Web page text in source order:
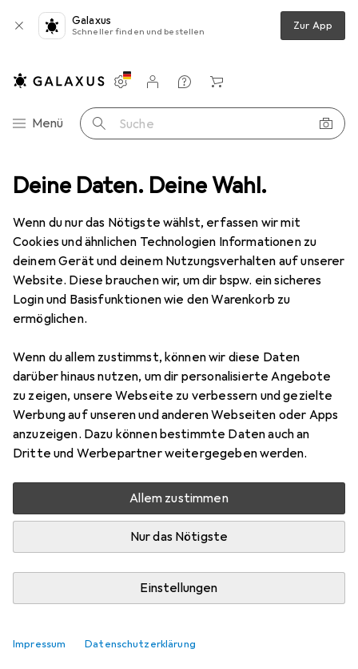
Deine Daten. Deine Wahl.
Wenn du nur das Nötigste wählst, erfassen wir mit
Cookies und ähnlichen Technologien Informationen zu
deinem Gerät und deinem Nutzungsverhalten auf unserer
Website. Diese brauchen wir, um dir bspw. ein sicheres
Login und Basisfunktionen wie den Warenkorb zu
ermöglichen.
Wenn du allem zustimmst, können wir diese Daten
darüber hinaus nutzen, um dir personalisierte Angebote
zu zeigen, unsere Webseite zu verbessern und gezielte
Werbung auf unseren und anderen Webseiten oder Apps
anzuzeigen. Dazu können bestimmte Daten auch an
Dritte und Werbepartner weitergegeben werden.
Allem zustimmen
Nur das Nötigste
Einstellungen
Impressum Datenschutzerklärung
Galaxus
Schneller finden und bestellen Zur App
Navigation nach Kategorien
Menü Suche
Einstellungen
Kundenkonto
Vergleichslisten
Merklisten
Warenkorb
+ Video Kamera Zubehör Kameratasche
6 Bilder
B+W Typ 1000
Preis in EUR inkl. MwSt.
EUR
42,98
18
Bewertungen Marke
Mehr von B+W
Zwischen Mo, 10.8. und Di, 11.8. geliefert
Nur 1 Stück an Lager beim Lieferanten
Lieferort angeben für genaue Lieferzeit
In den Warenkorb